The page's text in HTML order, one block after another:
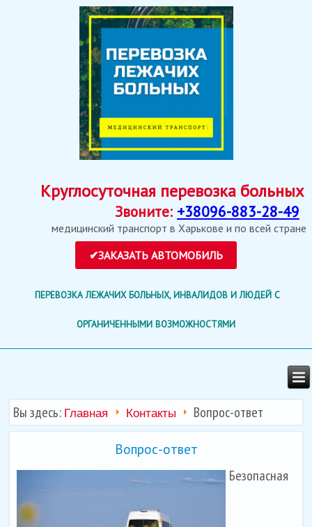
Круглосуточная перевозка больных
Звоните: +38096-883-28-49
медицинский транспорт в Харькове и по всей стране
ПЕРЕВОЗКА ЛЕЖАЧИХ БОЛЬНЫХ, ИНВАЛИДОВ И ЛЮДЕЙ С
ОРГАНИЧЕННЫМИ ВОЗМОЖНОСТЯМИ
Вы здесь: Главная Контакты Вопрос-ответ
Вопрос-ответ
Безопасная